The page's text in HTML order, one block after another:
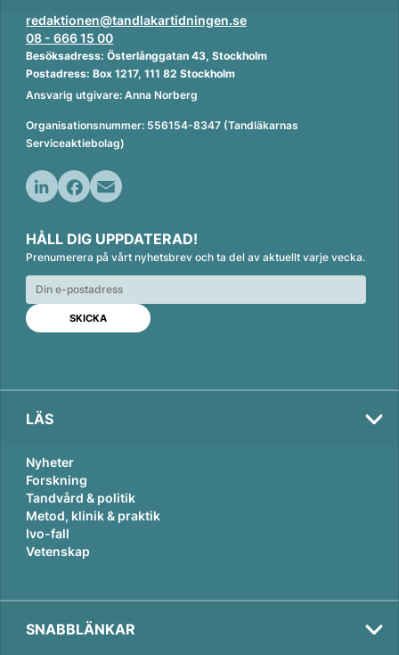
redaktionen@tandlakartidningen.se
08 - 666 15 00
Besöksadress: Österlånggatan 43, Stockholm
Postadress: Box 1217, 111 82 Stockholm
Ansvarig utgivare: Anna Norberg
Organisationsnummer: 556154-8347 (Tandläkarnas
Serviceaktiebolag)
n
k
e
d
n
c
e
b
o
o
k
a
i
l
HÅLL DIG UPPDATERAD!
Prenumerera på vårt nyhetsbrev och ta del av aktuellt varje vecka.
LÄS
Nyheter
Forskning
Tandvård & politik
Metod, klinik & praktik
Ivo-fall
Vetenskap
SNABBLÄNKAR